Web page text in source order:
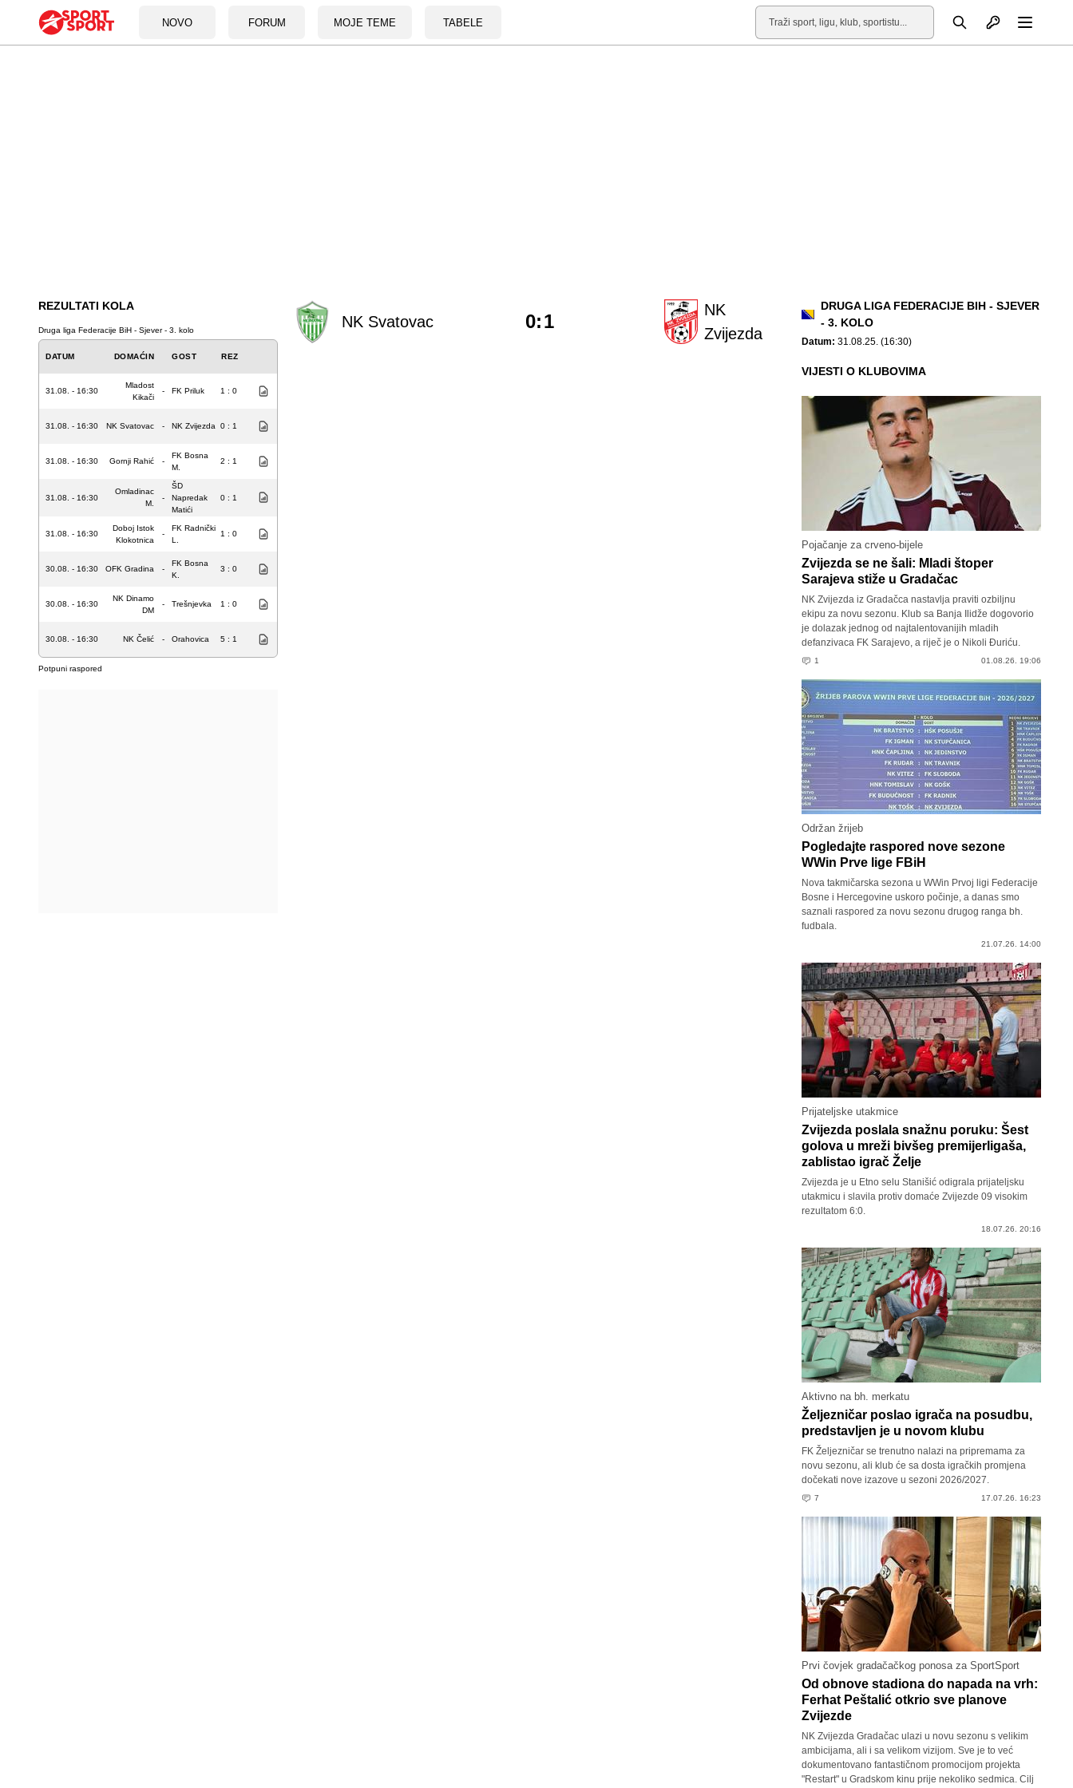
NOVO FORUM MOJE TEME TABELE
Pretraga Otvori profil
REZULTATI KOLA
Druga liga Federacije BiH - Sjever - 3. kolo
DATUM DOMAĆIN GOST REZ
31.08. - 16:30
Mladost
Kikači
- FK Priluk 1 : 0
31.08. - 16:30 NK Svatovac - NK Zvijezda 0 : 1
31.08. - 16:30 Gornji Rahić -
FK Bosna
M.
2 : 1
31.08. - 16:30
Omladinac
M.
-
ŠD
Napredak
Matići
0 : 1
31.08. - 16:30
Doboj Istok
Klokotnica
-
FK Radnički
L.
1 : 0
30.08. - 16:30 OFK Gradina -
FK Bosna
K.
3 : 0
30.08. - 16:30
NK Dinamo
DM
- Trešnjevka 1 : 0
30.08. - 16:30 NK Čelić - Orahovica 5 : 1
Potpuni raspored
NK Svatovac
NK
Zvijezda
0:1
DRUGA LIGA FEDERACIJE BIH - SJEVER
- 3. KOLO
Datum: 31.08.25. (16:30)
VIJESTI O KLUBOVIMA
Pojačanje za crveno-bijele
Zvijezda se ne šali: Mladi štoper
Sarajeva stiže u Gradačac
NK Zvijezda iz Gradačca nastavlja praviti ozbiljnu
ekipu za novu sezonu. Klub sa Banja Ilidže dogovorio
je dolazak jednog od najtalentovanijih mladih
defanzivaca FK Sarajevo, a riječ je o Nikoli Đuriću.
1 01.08.26. 19:06
Održan žrijeb
Pogledajte raspored nove sezone
WWin Prve lige FBiH
Nova takmičarska sezona u WWin Prvoj ligi Federacije
Bosne i Hercegovine uskoro počinje, a danas smo
saznali raspored za novu sezonu drugog ranga bh.
fudbala.
21.07.26. 14:00
Prijateljske utakmice
Zvijezda poslala snažnu poruku: Šest
golova u mreži bivšeg premijerligaša,
zablistao igrač Želje
Zvijezda je u Etno selu Stanišić odigrala prijateljsku
utakmicu i slavila protiv domaće Zvijezde 09 visokim
rezultatom 6:0.
18.07.26. 20:16
Aktivno na bh. merkatu
Željezničar poslao igrača na posudbu,
predstavljen je u novom klubu
FK Željezničar se trenutno nalazi na pripremama za
novu sezonu, ali klub će sa dosta igračkih promjena
dočekati nove izazove u sezoni 2026/2027.
7 17.07.26. 16:23
Prvi čovjek gradačačkog ponosa za SportSport
Od obnove stadiona do napada na vrh:
Ferhat Peštalić otkrio sve planove
Zvijezde
NK Zvijezda Gradačac ulazi u novu sezonu s velikim
ambicijama, ali i sa velikom vizijom. Sve je to već
dokumentovano fantastičnom promocijom projekta
"Restart" u Gradskom kinu prije nekoliko sedmica. Cilj